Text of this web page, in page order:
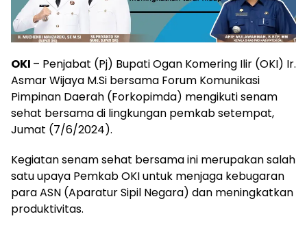
OKI – Penjabat (Pj) Bupati Ogan Komering Ilir (OKI) Ir.
Asmar Wijaya M.Si bersama Forum Komunikasi
Pimpinan Daerah (Forkopimda) mengikuti senam
sehat bersama di lingkungan pemkab setempat,
Jumat (7/6/2024).
Kegiatan senam sehat bersama ini merupakan salah
satu upaya Pemkab OKI untuk menjaga kebugaran
para ASN (Aparatur Sipil Negara) dan meningkatkan
produktivitas.